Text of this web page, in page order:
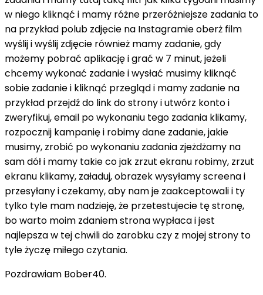
w niego kliknąć i mamy różne przeróżniejsze zadania to
na przykład polub zdjęcie na Instagramie oberż film
wyślij i wyślij zdjęcie również mamy zadanie, gdy
możemy pobrać aplikację i grać w 7 minut, jeżeli
chcemy wykonać zadanie i wysłać musimy kliknąć
sobie zadanie i kliknąć przegląd i mamy zadanie na
przykład przejdź do linkdo strony i utwórz konto i
zweryfikuj,email po wykonaniu tego zadania klikamy,
rozpocznij kampanię i robimy dane zadanie, jakie
musimy, zrobić po wykonaniu zadania zjeżdżamy na
sam dół i mamy takie co jak zrzut ekranu robimy, zrzut
ekranu klikamy, załaduj, obrazek wysyłamyscreenai
przesyłany i czekamy, aby nam je zaakceptowali i ty
tylko tyle mam nadzieję, że przetestujecie tę stronę,
bo warto moim zdaniem strona wypłaca i jest
najlepsza w tej chwili do zarobku czy z mojej strony to
tyle życzę miłego czytania.
Pozdrawiam Bober40.